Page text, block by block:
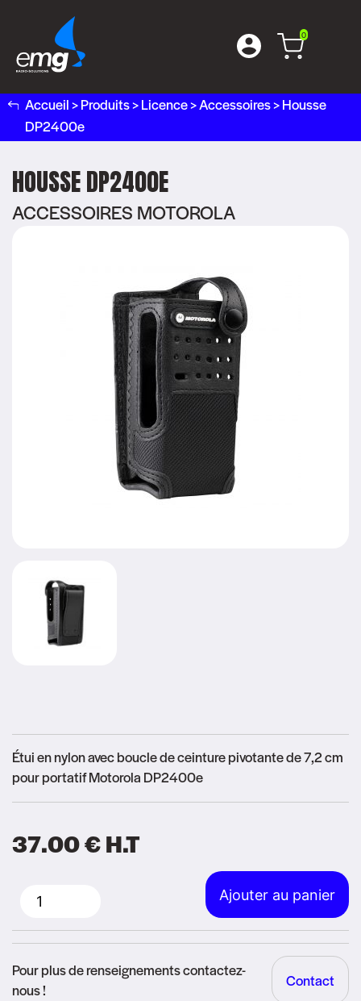
0
Accueil>Produits>Licence>Accessoires>Housse
DP2400e
HOUSSE DP2400E
ACCESSOIRES MOTOROLA
Étui en nylon avec boucle de ceinture pivotante de 7,2 cm
pour portatif Motorola DP2400e
37.00€H.T
quantité
de
Housse
DP2400e
Ajouter au panier
Pour plus de renseignements contactez-
nous !
Contact